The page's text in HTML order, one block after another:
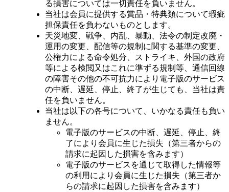
る損害については一切責任を負いません。
当社は会員に提供する賞品・特典類について瑕疵
担保責任を負わないものとします。
天災地変、戦争、内乱、暴動、法令の制定改廃・
運用の変更、配信等の規制に関する基準の変更、
公権力による命令処分、ストライキ、外国の政府
等による検閲又はこれに準ずる規制等、通信回線
の障害その他の不可抗力により電子版のサービス
の中断、遅延、停止、終了が生じても、当社は責
任を負いません。
当社は以下の各号について、いかなる責任も負い
ません。
電子版のサービスの中断、遅延、停止、終
了により会員に生じた損失（第三者からの
請求に起因した損害を含みます）
電子版のサービスを通じて取得した情報等
の利用により会員に生じた損失（第三者か
らの請求に起因した損害を含みます）